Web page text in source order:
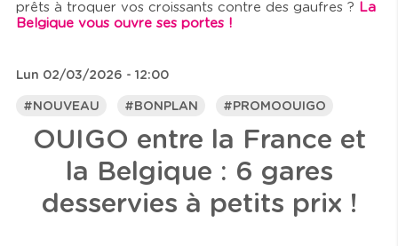
prêts à troquer vos croissants contre des gaufres ? La
Belgique vous ouvre ses portes !
Lun 02/03/2026 - 12:00
#NOUVEAU #BONPLAN #PROMOOUIGO
OUIGO entre la France et
la Belgique : 6 gares
desservies à petits prix !